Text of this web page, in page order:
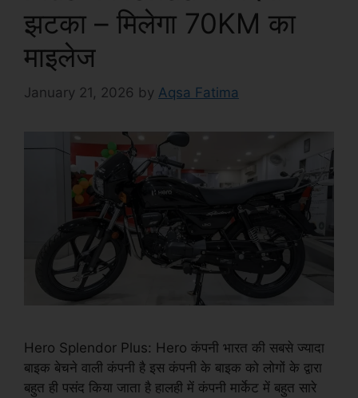
झटका – मिलेगा 70KM का
माइलेज
January 21, 2026 by Aqsa Fatima
Hero Splendor Plus: Hero कंपनी भारत की सबसे ज्यादा
बाइक बेचने वाली कंपनी है इस कंपनी के बाइक को लोगों के द्वारा
बहुत ही पसंद किया जाता है हालही में कंपनी मार्केट में बहुत सारे